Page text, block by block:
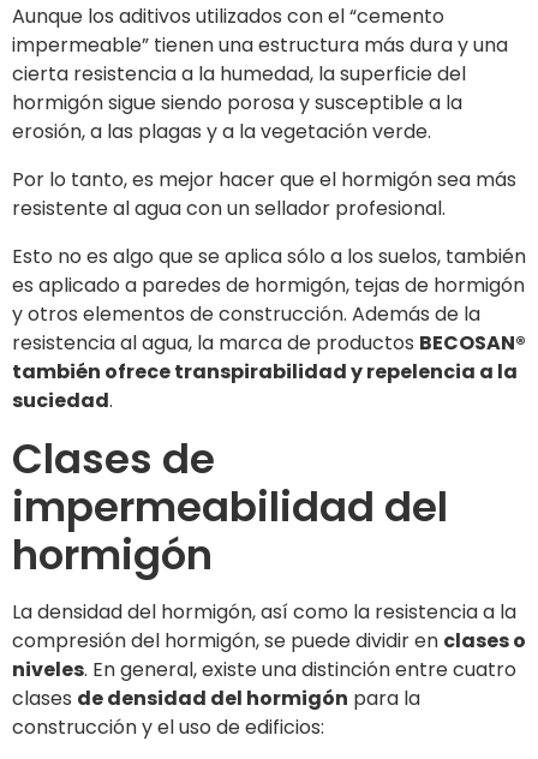
Aunque los aditivos utilizados con el “cemento
impermeable” tienen una estructura más dura y una
cierta resistencia a la humedad, la superficie del
hormigón sigue siendo porosa y susceptible a la
erosión, a las plagas y a la vegetación verde.
Por lo tanto, es mejor hacer que el hormigón sea más
resistente al agua con un sellador profesional.
Esto no es algo que se aplica sólo a los suelos, también
es aplicado a paredes de hormigón, tejas de hormigón
y otros elementos de construcción. Además de la
resistencia al agua, la marca de productos BECOSAN®
también ofrece transpirabilidad y repelencia a la
suciedad.
Clases de
impermeabilidad del
hormigón
La densidad del hormigón, así como la resistencia a la
compresión del hormigón, se puede dividir en clases o
niveles. En general, existe una distinción entre cuatro
clases de densidad del hormigón para la
construcción y el uso de edificios: